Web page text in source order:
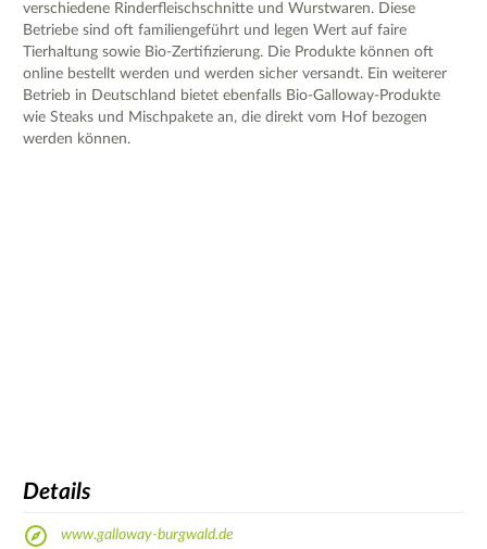
verschiedene Rinderfleischschnitte und Wurstwaren. Diese
Betriebe sind oft familiengeführt und legen Wert auf faire
Tierhaltung sowie Bio-Zertifizierung. Die Produkte können oft
online bestellt werden und werden sicher versandt. Ein weiterer
Betrieb in Deutschland bietet ebenfalls Bio-Galloway-Produkte
wie Steaks und Mischpakete an, die direkt vom Hof bezogen
werden können.
Details
www.galloway-burgwald.de